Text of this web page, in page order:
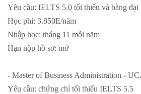
Yêu cầu: IELTS 5.0 tối thiểu và bằng đại
Học phí: 3.850E/năm
Nhập học: tháng 11 mỗi năm
Hạn nộp hồ sơ: mở
- Master of Business Administration -
Yêu cầu: chứng chỉ tối thiểu IELTS 5.5